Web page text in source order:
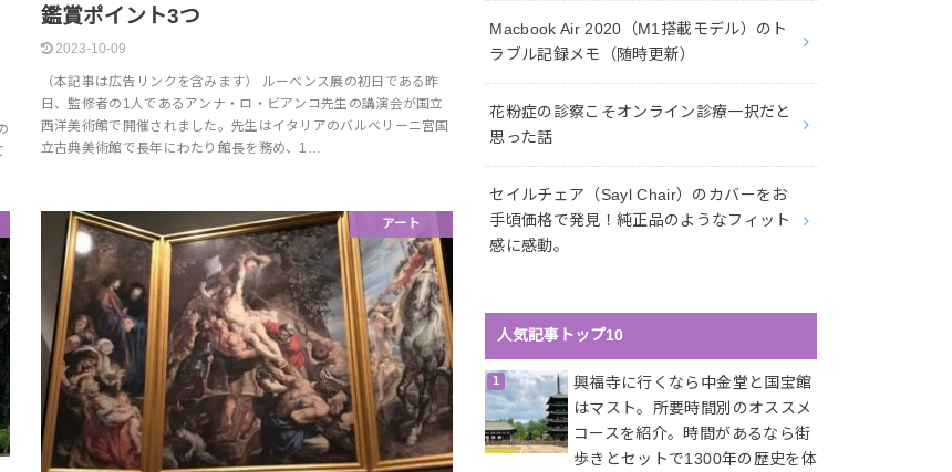
鑑賞ポイント3つ
2023-10-09
（本記事は広告リンクを含みます） ルーベンス展の初日である昨
日、監修者の1人であるアンナ・ロ・ビアンコ先生の講演会が国立
西洋美術館で開催されました。先生はイタリアのバルベリーニ宮国
立古典美術館で長年にわたり館長を務め、1…
アート
Macbook Air 2020（M1搭載モデル）のト
ラブル記録メモ（随時更新）
花粉症の診察こそオンライン診療一択だと
思った話
セイルチェア（Sayl Chair）のカバーをお
手頃価格で発見！純正品のようなフィット
感に感動。
人気記事トップ10
興福寺に行くなら中金堂と国宝館
はマスト。所要時間別のオススメ
コースを紹介。時間があるなら街
歩きとセットで1300年の歴史を体